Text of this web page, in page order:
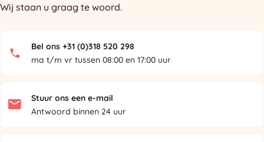
Wij staan u graag te woord.
Bel ons +31 (0)318 520 298
ma t/m vr tussen 08:00 en 17:00 uur
Stuur ons een e-mail
Antwoord binnen 24 uur